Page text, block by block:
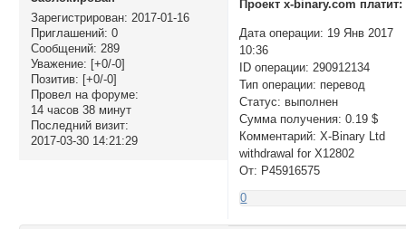
Зарегистрирован: 2017-01-16
Приглашений: 0
Сообщений: 289
Уважение: [+0/-0]
Позитив: [+0/-0]
Провел на форуме:
14 часов 38 минут
Последний визит:
2017-03-30 14:21:29
Проект x-binary.com платит:
Дата операции: 19 Янв 2017
10:36
ID операции: 290912134
Тип операции: перевод
Статус: выполнен
Сумма получения: 0.19 $
Комментарий: X-Binary Ltd
withdrawal for X12802
От: P45916575
0